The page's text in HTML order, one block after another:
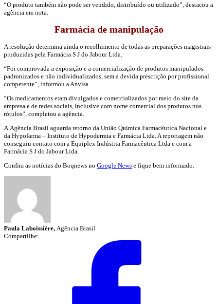
“O produto também não pode ser vendido, distribuído ou utilizado”, destacou a
agência em nota.
Farmácia de manipulação
A resolução determina ainda o recolhimento de todas as preparações magistrais
produzidas pela Farmácia S J do Jabour Ltda.
“Foi comprovada a exposição e a comercialização de produtos manipulados
padronizados e não individualizados, sem a devida prescrição por profissional
competente”, informou a Anvisa.
“Os medicamentos eram divulgados e comercializados por meio do site da
empresa e de redes sociais, inclusive com nome comercial dos produtos nos
rótulos”, completou a agência.
A Agência Brasil aguarda retorno da União Química Farmacêutica Nacional e
da Hypofarma – Instituto de Hypodermia e Farmácia Ltda. A reportagem não
conseguiu contato com a Equiplex Indústria Farmacêutica Ltda e com a
Farmácia S J do Jabour Ltda.
Confira as notícias do Boqnews no Google News e fique bem informado.
Paula Laboissière, Agência Brasil
Compartilhe: